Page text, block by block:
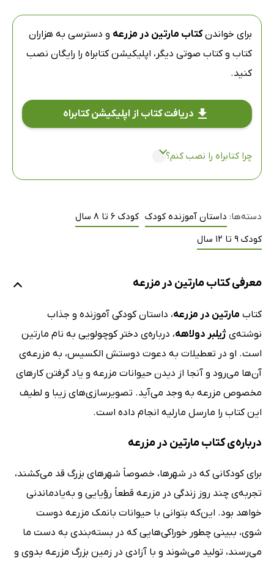
برای خواندنکتاب مارتین در مزرعه و دسترسی به هزاران
کتاب و کتاب صوتی دیگر، اپلیکیشن کتابراه را رایگان نصب
کنید.
دریافت کتاب از اپلیکیشن کتابراه
چرا کتابراه را نصب کنم؟
دسته‌ها: داستان آموزنده کودک کودک 6 تا 8 سال
کودک 9 تا 12 سال
معرفی کتاب مارتین در مزرعه
کتاب مارتین در مزرعه، داستان کودکی آموزنده و جذاب
نوشته‌ی ژیلبر دولاهه، درباره‌ی دختر کوچولویی به نام مارتین
است. او در تعطیلات به دعوت دوستش الکسیس، به مزرعه‌ی
آن‌ها می‌رود و آنجا از دیدن حیوانات مزرعه و یاد گرفتن کارهای
مخصوص مزرعه به وجد می‌آید. تصویرسازی‌های زیبا و لطیف
این کتاب را مارسل مارلیه انجام داده است.
درباره‌ی کتاب مارتین در مزرعه
برای کودکانی که در شهرها، خصوصاً شهرهای بزرگ قد می‌کشند،
تجربه‌ی چند روز زندگی در مزرعه قطعاً رؤیایی و به‌یادماندنی
خواهد بود. این‌که بتوانی با حیوانات بانمک مزرعه دوست
شوی، ببینی چطور خوراکی‌هایی که در بسته‌بندی به دست ما
می‌رسند، تولید می‌شوند و با آزادی در زمین بزرگ مزرعه بدوی و